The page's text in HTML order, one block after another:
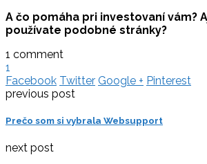
A čo pomáha pri investovaní vám?
používate podobné stránky?
1 comment
1
Facebook Twitter Google + Pinterest
previous post
Prečo som si vybrala Websupport
next post